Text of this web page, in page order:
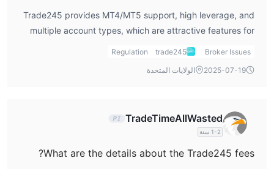
Trade245 provides MT4/MT5 support, high leverage, and
multiple account types, which are attractive features for
active traders. However, the platform’s suspicious clone
demo account pose serious drawbacks and potential
Broker Issues
trade245
Regulation
2025-07-19
الولايات المتحدة
TradeTimeAllWasted
1-2 سنة
What are the details about the Trade245 fees?